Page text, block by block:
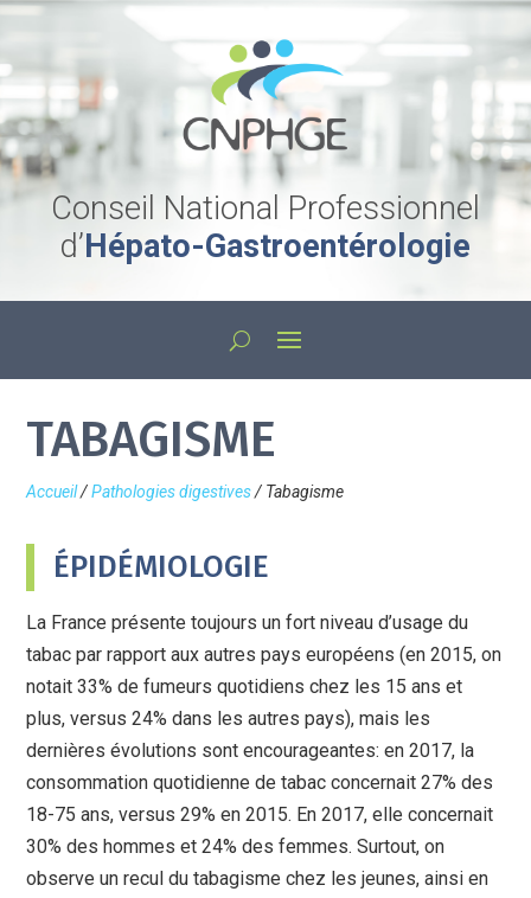
Conseil National Professionnel
d’Hépato-Gastroentérologie
TABAGISME
Accueil/Pathologies digestives/ Tabagisme
ÉPIDÉMIOLOGIE
La France présente toujours un fort niveau d’usage du
tabac par rapport aux autres pays européens (en 2015, on
notait 33% de fumeurs quotidiens chez les 15 ans et
plus, versus 24% dans les autres pays), mais les
dernières évolutions sont encourageantes: en 2017, la
consommation quotidienne de tabac concernait 27% des
18-75 ans, versus 29% en 2015. En 2017, elle concernait
30% des hommes et 24% des femmes. Surtout, on
observe un recul du tabagisme chez les jeunes, ainsi en